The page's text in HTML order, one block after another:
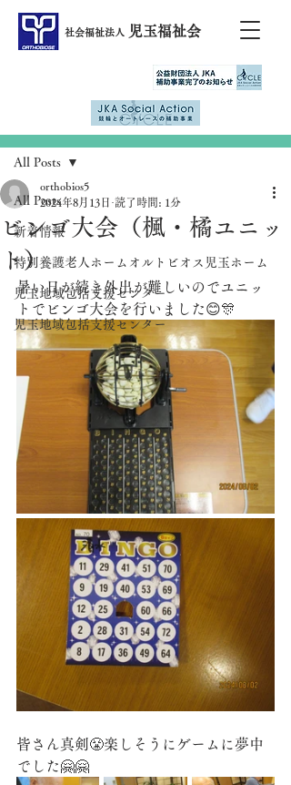
社会福祉法人 児玉福祉会
All Posts
新着情報
特別養護老人ホームオルトビオス児玉ホーム
児玉地域包括支援センター
児玉地域包括支援センター
All Posts
ビンゴ大会（楓・橘ユニッ
ト）
orthobios5
2024年8月13日 読了時間: 1分
暑い日が続き外出が難しいのでユニッ
トでビンゴ大会を行いました😊🎊
皆さん真剣😤楽しそうにゲームに夢中
でした🤗🤗